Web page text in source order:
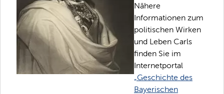
Nähere
Informationen zum
politischen Wirken
und Leben Carls
finden Sie im
Internetportal
„Geschichte des
Bayerischen